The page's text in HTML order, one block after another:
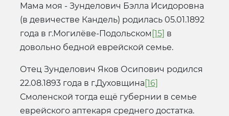
Мама моя - Зунделович Бэлла Исидоровна
(в девичестве Кандель) родилась 05.01.1892
года в г.Могилёве-Подольском [15] в
довольно бедной еврейской семье.
Отец Зунделович Яков Осипович родился
22.08.1893 года в г.Духовщина [16]
Смоленской тогда ещё губернии в семье
еврейского аптекаря среднего достатка.